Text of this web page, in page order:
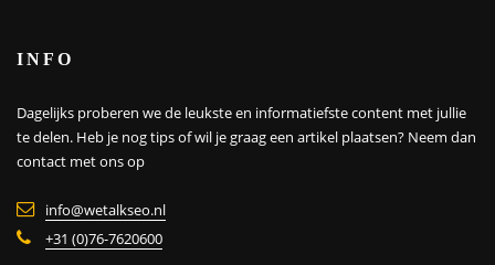
INFO
Dagelijks proberen we de leukste en informatiefste content met jullie
te delen. Heb je nog tips of wil je graag een artikel plaatsen? Neem dan
contact met ons op
info@wetalkseo.nl
+31 (0)76-7620600